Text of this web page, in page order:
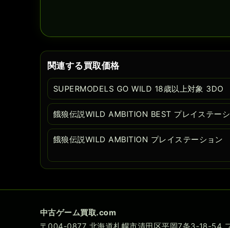
関連する買取価格
SUPERMODELS GO WILD 18歳以上対象 3DO
餓狼伝説WILD AMBITION BEST プレイステー
餓狼伝説WILD AMBITION プレイステーション
中古ゲーム買取.com
〒004-0877 北海道札幌市清田区平岡7条3-18-54